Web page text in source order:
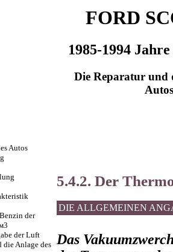
FORD
1985-1994
Die Reparatur und
Autos
Autos
der
der Luft
die Anlage des
5.4.2. Der
DIE ALLGEMEINEN
Das